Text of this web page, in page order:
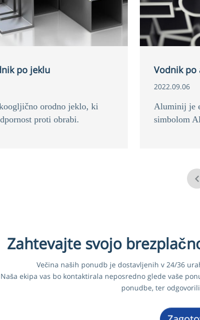
po jeklu
orodno jeklo, ki
proti obrabi.
Vodnik
2022.09.06
Aluminij je
simbolom
Zahtevajte svojo
Večina naših ponudb je dostavljenih v 24/36
Naša ekipa vas bo kontaktirala neposredno glede vaše
ponudbe, ter